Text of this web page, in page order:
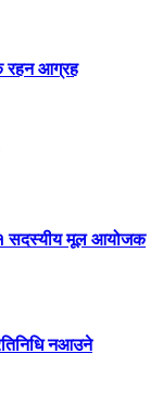
रहन आग्रह
सदस्यीय मूल आयोजक
नआउने